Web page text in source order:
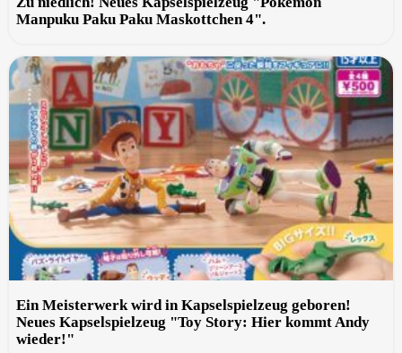
Manpuku Paku Paku Maskottchen 4".
Ein Meisterwerk wird in Kapselspielzeug geboren!
Neues Kapselspielzeug "Toy Story: Hier kommt Andy
wieder!"